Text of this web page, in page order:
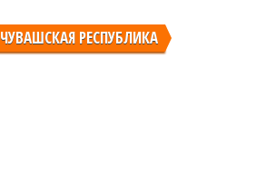
ЧУВАШСКАЯ РЕСПУБЛИКА